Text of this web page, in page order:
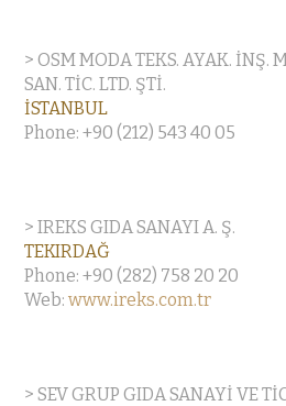
> OSM MODA TEKS. AYAK. İNŞ.
SAN. TİC. LTD. ŞTİ.
İSTANBUL
Phone: +90 (212) 543 40 05
> IREKS GIDA SANAYI A. Ş.
TEKIRDAĞ
Phone: +90 (282) 758 20 20
Web: www.ireks.com.tr
> SEV GRUP GIDA SANAYİ VE